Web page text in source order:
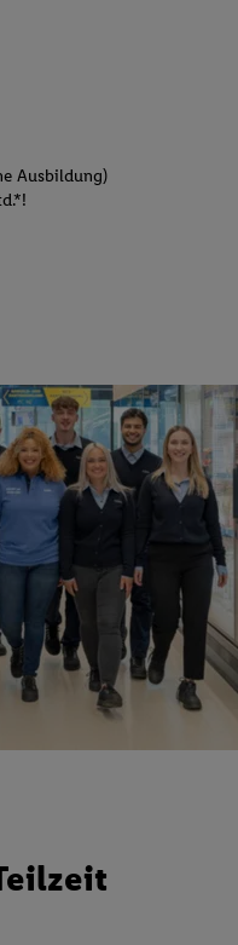
Ausbildung)